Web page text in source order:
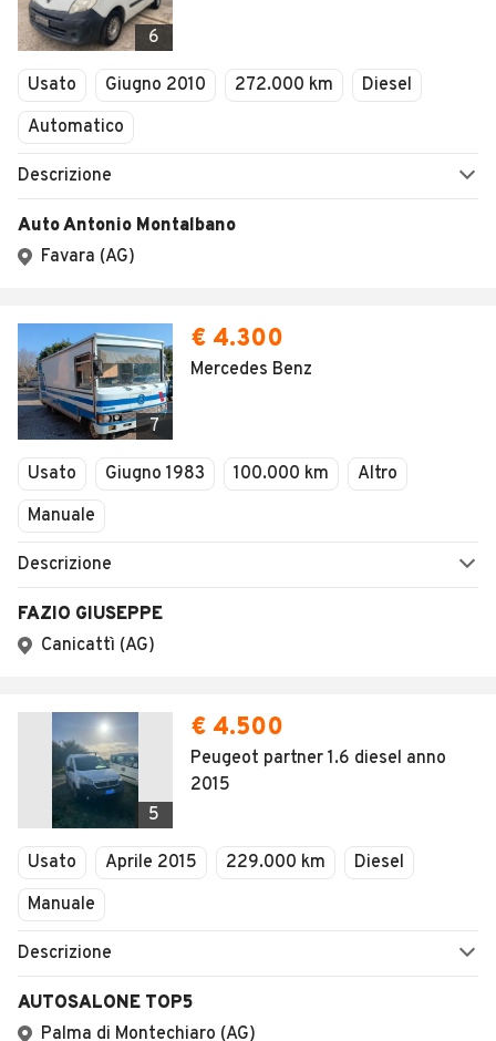
6
Usato Giugno 2010 272.000 km
Diesel
Automatico
Descrizione
Auto Antonio Montalbano
Favara (AG)
7
€ 4.300
Mercedes Benz
Usato Giugno 1983 100.000 km
Altro
Manuale
Descrizione
FAZIO GIUSEPPE
Canicattì (AG)
5
€ 4.500
Peugeot partner 1.6 diesel anno
2015
Usato Aprile 2015 229.000 km
Diesel
Manuale
Descrizione
AUTOSALONE TOP5
Palma di Montechiaro (AG)